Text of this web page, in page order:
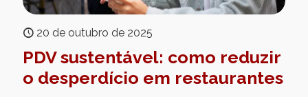
20 de outubro de 2025
PDV sustentável: como reduzir
o desperdício em restaurantes